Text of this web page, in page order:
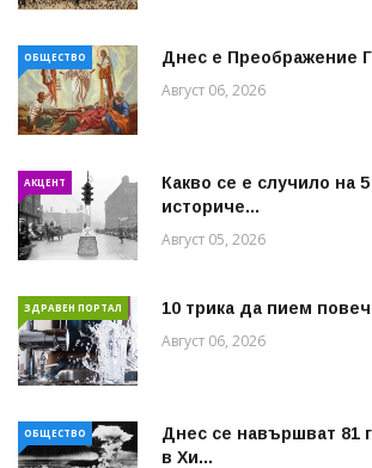
ОБЩЕСТВО Днес е Преображение
Август 06, 2026
АКЦЕНТ
Какво се е случило на 5
историче...
Август 05, 2026
ЗДРАВЕН ПОРТАЛ 10 трика да пием
Август 06, 2026
ОБЩЕСТВО
Днес се навършват 81
в Хи...